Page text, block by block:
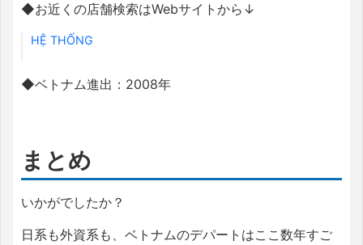
◆お近くの店舗検索はWebサイトから↓
HỆ THỐNG
◆ベトナム進出： 2008年
まとめ
いかがでしたか？
日系も外資系も、ベトナムのデパートはここ数年すご